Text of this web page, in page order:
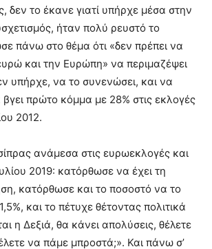
δεν το έκανε γιατί υπήρχε μέσα στην
ήταν πολύ ρευστό το
πάνω στο θέμα ότι «δεν πρέπει να
και την Ευρώπη» να περιμαζέψει
υπήρχε, να το συνενώσει, και να
βγει πρώτο κόμμα με 28% στις εκλογές
2012.
ανάμεσα στις ευρωεκλογές και
2019: κατόρθωσε να έχει τη
κατόρθωσε και το ποσοστό να το
και το πέτυχε θέτοντας πολιτικά
η Δεξιά, θα κάνει απολύσεις, θέλετε
να πάμε μπροστά;». Και πάνω σ’